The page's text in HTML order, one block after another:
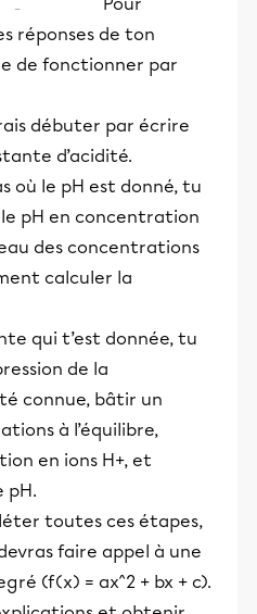
réponses de ton
de fonctionner par
débuter par écrire
d’acidité.
où le pH est donné, tu
pH en concentration
des concentrations
calculer la
qui t’est donnée, tu
de la
connue, bâtir un
à l’équilibre,
en ions H+, et
pH.
toutes ces étapes,
faire appel à une
(f(x) = ax^2 + bx + c).